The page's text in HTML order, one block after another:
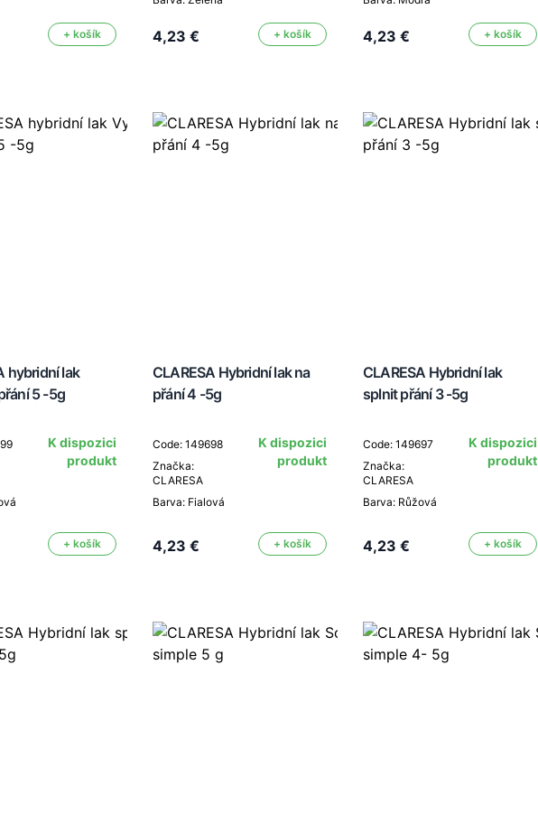
+ košík 4,23 € + košík 4,23 € + košík
hybridní lak
5 -5g
K dispozici
produkt
+ košík
CLARESA Hybridní lak na
přání 4 -5g
Code: 149698
Značka:
CLARESA
Barva: Fialová
K dispozici
produkt
4,23 € + košík
CLARESA Hybridní lak
splnit přání 3 -5g
Code: 149697
Značka:
CLARESA
Barva: Růžová
K dispozici
produkt
4,23 € + košík